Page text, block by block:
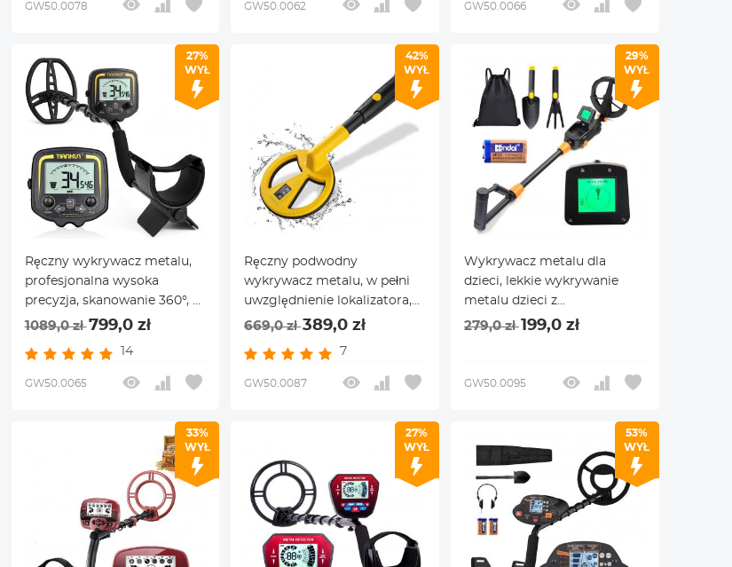
GW50.0078 GW50.0062 GW50.0066
27%
WYŁ
Ręczny wykrywacz metalu,
profesjonalna wysoka
precyzja, skanowanie 360°, z
wyświetlaczem LCD, a
1089,0 zł799,0 zł
14
GW50.0065
42%
WYŁ
Ręczny podwodny
wykrywacz metalu, w pełni
uwzględnienie lokalizatora,
wykrywacz metalu dla
z monetą, metalami,
669,0 zł389,0 zł
7
GW50.0087
29%
WYŁ
Wykrywacz metalu dla
dzieci, lekkie wykrywanie
metalu dzieci z
wyświetlaczem LCD i
czułość wykrywania metalu
279,0 zł 199,0 zł
GW50.0095
33%
WYŁ
27%
WYŁ
53%
WYŁ